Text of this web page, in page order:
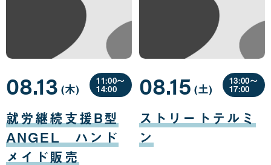
就労継続支援B型
ANGEL ハンド
メイド販売
08.13
月
13
日
(木曜
日
)
11:00〜
14:00
ストリートテルミ
ン
08.15
月
15
日
(土曜
日
)
13:00〜
17:00